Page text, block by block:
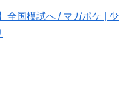
全国模試へ / マガポケ | 少